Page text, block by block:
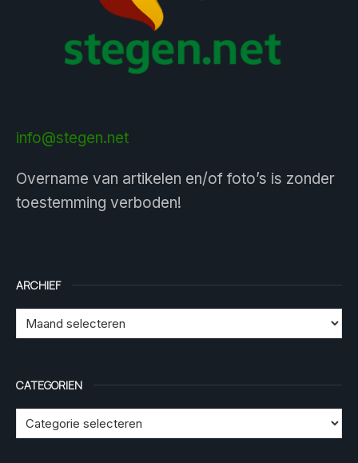
info@stegen.net
Overname van artikelen en/of foto’s is zonder
toestemming verboden!
ARCHIEF
CATEGORIEN